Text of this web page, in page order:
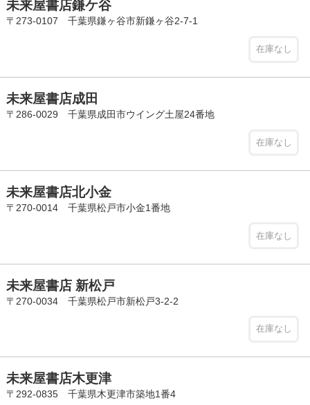
未来屋書店鎌ケ谷
〒273-0107 千葉県鎌ヶ谷市新鎌ヶ谷2-7-1
在庫なし
未来屋書店成田
〒286-0029 千葉県成田市ウイング土屋24番地
在庫なし
未来屋書店北小金
〒270-0014 千葉県松戸市小金1番地
在庫なし
未来屋書店 新松戸
〒270-0034 千葉県松戸市新松戸3-2-2
在庫なし
未来屋書店木更津
〒292-0835 千葉県木更津市築地1番4